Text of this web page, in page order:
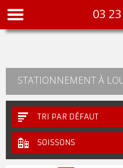
03
STATIONNEMENT À
TRI PAR DÉFAUT
SOISSONS